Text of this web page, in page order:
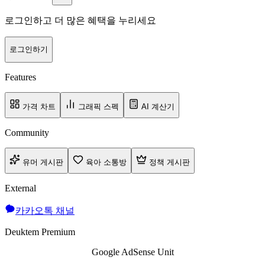
로그인하고 더 많은 혜택을 누리세요
로그인하기
Features
가격 차트 그래픽 스펙 AI 계산기
Community
유머 게시판 육아 소통방 정책 게시판
External
카카오톡 채널
Deuktem Premium
Google AdSense Unit